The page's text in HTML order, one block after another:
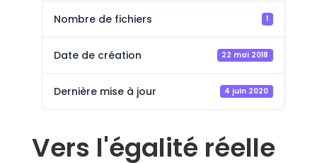
Nombre de fichiers 1
Date de création 22 mai 2018
Dernière mise à jour 4 juin 2020
Vers l'égalité réelle